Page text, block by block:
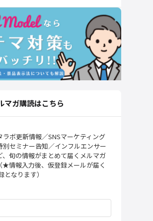
マガ購読はこちら
ラボ更新情報／SNSマーケティング
別セミナー告知／インフルエンサー
、旬の情報がまとめて届くメルマガ
★情報入力後、仮登録メールが届く
なります）